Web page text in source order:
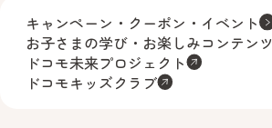
キャンペーン・クーポン・イベント
お子さまの学び・お楽しみコンテンツ
ドコモ未来プロジェクト
ドコモキッズクラブ